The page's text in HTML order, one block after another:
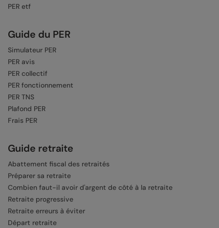
PER etf
Guide du PER
Simulateur PER
PER avis
PER collectif
PER fonctionnement
PER TNS
Plafond PER
Frais PER
Guide retraite
Abattement fiscal des retraités
Préparer sa retraite
Combien faut-il avoir d'argent de côté à la retraite
Retraite progressive
Retraite erreurs à éviter
Départ retraite